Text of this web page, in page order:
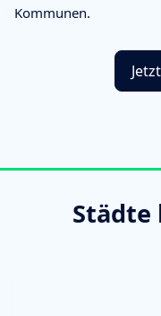
Kommunen.
Städte